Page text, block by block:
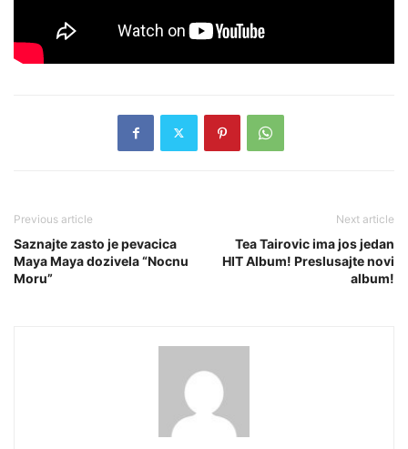
Previous article
Saznajte zasto je pevacica
Maya Maya dozivela “Nocnu
Moru”
Next article
Tea Tairovic ima jos jedan
HIT Album! Preslusajte novi
album!